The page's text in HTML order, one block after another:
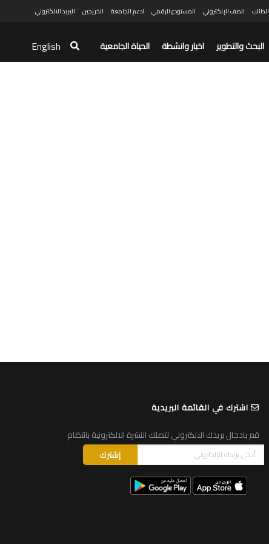
الطالب الصف الإلكتروني المستودع الرقمي ادعم الجامعة الخريجين البريد الالكتروني
البحث والتطوير اخبار وانشطة الحياة الجامعية English
اشترك في القائمة البريدية
قم بادخال بريدك الالكتروني لتصلك النشرة الالكترونية بانتظام